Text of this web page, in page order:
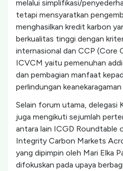
melalui simplifikasi/
tetapi mensyaratkan
menghasilkan kredit karbon
berkualitas tinggi dengan
internasional dan CCP (Core
ICVCM yaitu pemenuhan
dan pembagian manfaat
perlindungan
Selain forum utama, delegasi
juga mengikuti sejumlah
antara lain ICGD Roundtable
Integrity Carbon Markets
yang dipimpin oleh Mari Elka
difokuskan pada upaya